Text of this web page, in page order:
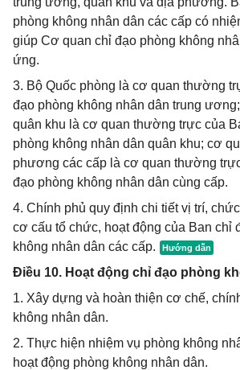
phòng không nhân dân các cấp có
giúp Cơ quan chỉ đạo phòng không
ứng.
3. Bộ Quốc phòng là cơ quan thường
đạo phòng không nhân dân trung
quân khu là cơ quan thường trực của
phòng không nhân dân quân khu; cơ
phương các cấp là cơ quan thường
đạo phòng không nhân dân cùng cấp.
4. Chính phủ quy định chi tiết vị trí,
cơ cấu tổ chức, hoạt động của Ban chỉ
không nhân dân các cấp.
Điều 10. Hoạt động chỉ đạo phòng
1. Xây dựng và hoàn thiện cơ chế,
không nhân dân.
2. Thực hiện nhiệm vụ phòng không
hoạt động phòng không nhân dân.